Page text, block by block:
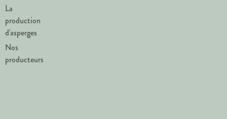
La
production
d'asperges
Nos
producteurs